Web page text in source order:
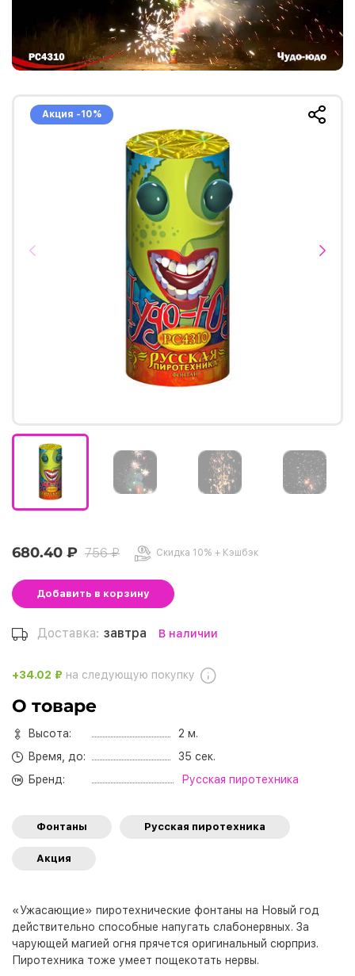
Акция -10%
680.40 ₽ 756 ₽ Скидка 10% + Кэшбэк
Добавить в корзину
Доставка: завтра В наличии
+34.02 ₽ на следующую покупку
О товаре
Высота:
2 м.
Время, до:
35 сек.
Бренд:
Русская пиротехника
Фонтаны Русская пиротехника
Акция
«Ужасающие» пиротехнические фонтаны на Новый год
действительно способные напугать слабонервных. За
чарующей магией огня прячется оригинальный сюрприз.
Пиротехника тоже умеет пощекотать нервы.